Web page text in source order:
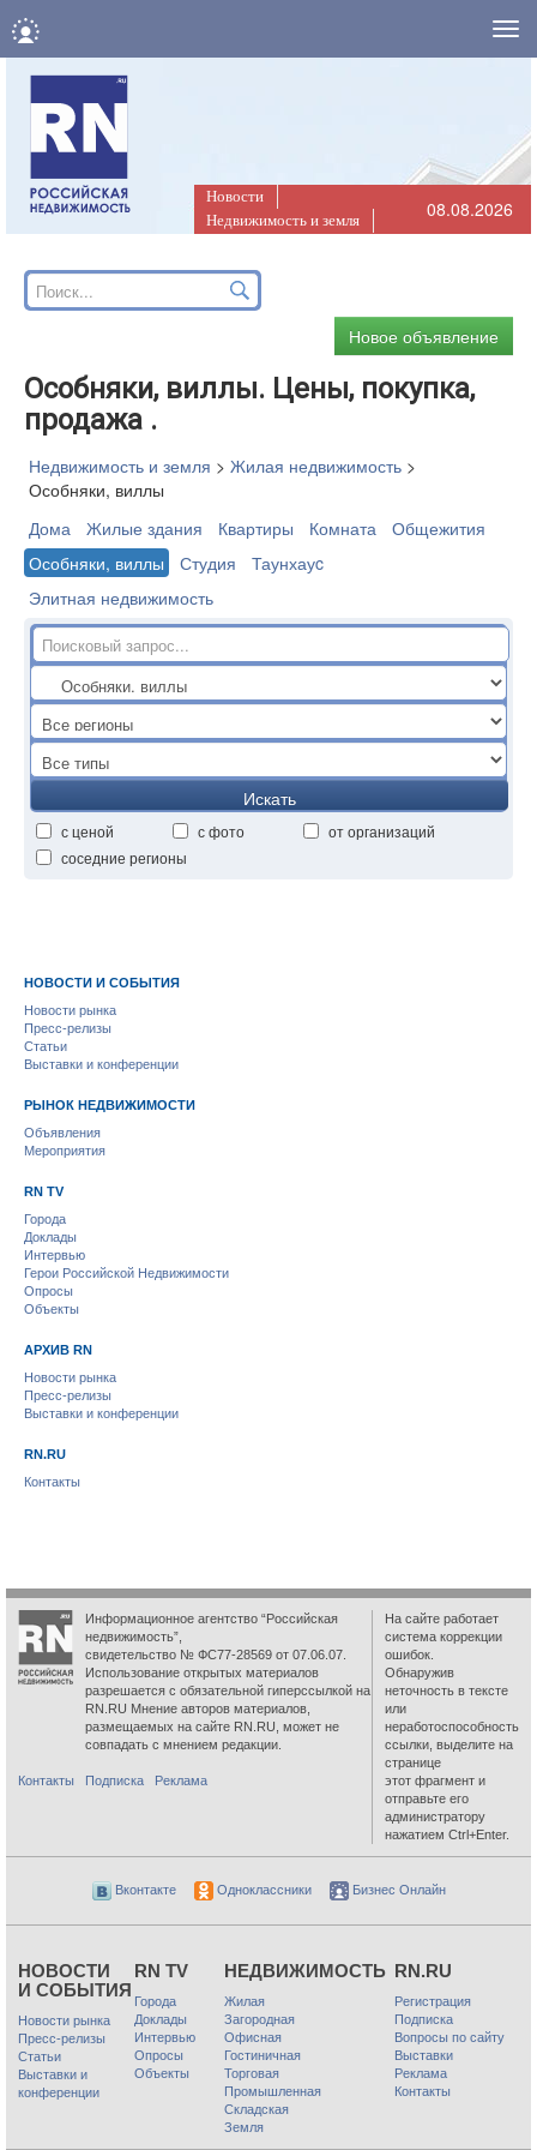
Новости
Недвижимость и земля
08.08.2026
Новое объявление
Особняки, виллы. Цены, покупка,
продажа .
Недвижимость и земля > Жилая недвижимость >
Особняки, виллы
Дома
Жилые здания Квартиры Комната
Общежития
Особняки, виллы
Студия
Таунхауc
Элитная недвижимость
Искать
с ценой с фото
от организаций
соседние регионы
НОВОСТИ И СОБЫТИЯ
Новости рынка
Пресс-релизы
Статьи
Выставки и конференции
РЫНОК НЕДВИЖИМОСТИ
Объявления
Мероприятия
RN TV
Города
Доклады
Интервью
Герои Российской Недвижимости
Опросы
Объекты
АРХИВ RN
Новости рынка
Пресс-релизы
Выставки и конференции
RN.RU
Контакты
Информационное агентство “Российская
недвижимость”,
свидетельство № ФС77-28569 от 07.06.07.
Использование открытых материалов
разрешается с обязательной гиперссылкой на
RN.RU Мнение авторов материалов,
размещаемых на сайте RN.RU, может не
совпадать с мнением редакции.
Контакты Подписка Реклама
На сайте работает
система коррекции
ошибок.
Обнаружив
неточность в тексте
или
неработоспособность
ссылки, выделите на
странице
этот фрагмент и
отправьте его
администратору
нажатием Ctrl+Enter.
Вконтакте Одноклассники Бизнес Онлайн
НОВОСТИ
И СОБЫТИЯ
Новости рынка
Пресс-релизы
Статьи
Выставки и
конференции
RN TV
Города
Доклады
Интервью
Опросы
Объекты
НЕДВИЖИМОСТЬ
Жилая
Загородная
Офисная
Гостиничная
Торговая
Промышленная
Складская
Земля
RN.RU
Регистрация
Подписка
Вопросы по сайту
Выставки
Реклама
Контакты